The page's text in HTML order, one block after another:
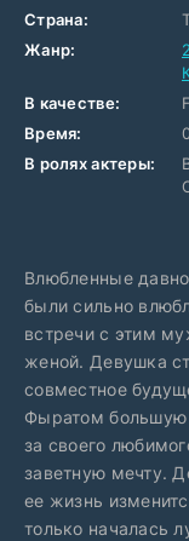
Страна:
Жанр:
В качестве:
Время:
В ролях актеры:
Влюбленные
были сильно
встречи с этим
женой. Девушка
совместное
Фыратом
за своего
заветную мечту.
ее жизнь
только началась